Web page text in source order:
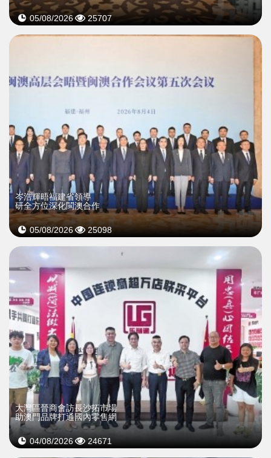
05/08/2026 25707
岑浩輝晤福建省領導
研全方位深化閩澳合作
05/08/2026 25098
大灣區晉商會訪長沙拓市場
助澳門品牌打通國內零售網
04/08/2026 24671